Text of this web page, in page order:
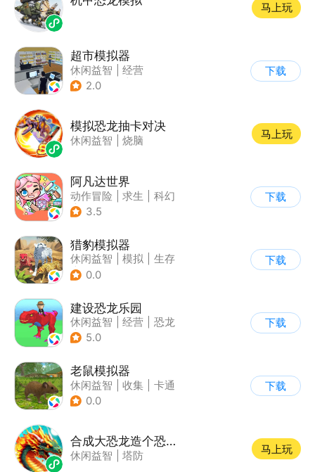
马上玩
超市模拟器
休闲益智
经营
| 文字游戏
2.0
下载
模拟恐龙抽卡对决
休闲益智 烧脑
马上玩
阿凡达世界
动作冒险 求生
科幻
| 开放世界
3.5
下载
猎豹模拟器
休闲益智 模拟
生存
| 写实
0.0
下载
建设恐龙乐园
休闲益智 经营
恐龙
| 卡通
5.0
下载
老鼠模拟器
休闲益智 收集
卡通
| 62游戏
0.0
下载
合成大恐龙造个恐龙岛
休闲益智 塔防
马上玩